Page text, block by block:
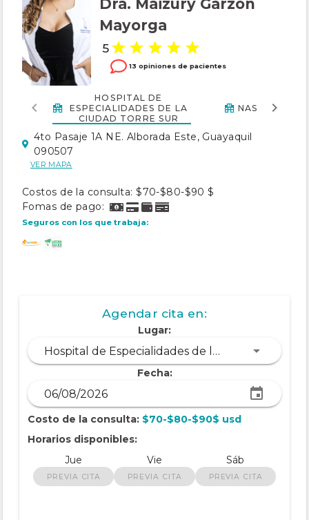
Dra. Maizury Garzón
Mayorga
5
13 opiniones de pacientes
HOSPITAL DE
ESPECIALIDADES DE LA
CIUDAD TORRE SUR
NASSA MED
4to Pasaje 1A NE. Alborada Este, Guayaquil
090507
VER MAPA
Costos de la consulta: $70-$80-$90 $
Fomas de pago:
Seguros con los que trabaja:
Agendar cita en:
Lugar:
Hospital de Especialidades de la ciudad Torre Sur
Fecha:
Costo de la consulta: $70-$80-$90$ usd
Horarios disponibles:
Jue
PREVIA CITA
Vie
PREVIA CITA
Sáb
PREVIA CITA